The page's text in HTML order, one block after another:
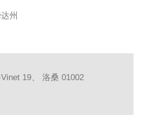
州
19、 洛桑 01002